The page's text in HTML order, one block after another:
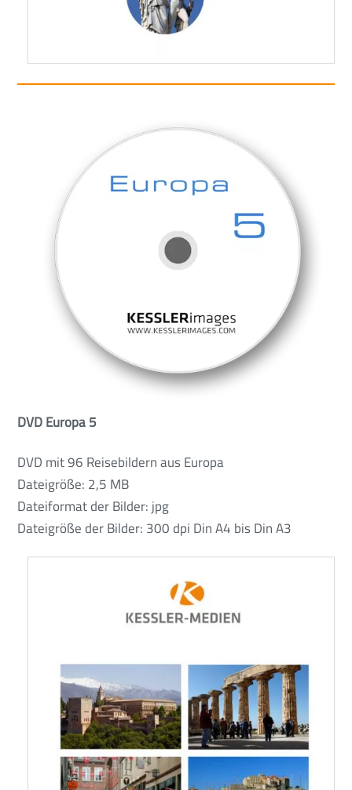
DVD Europa 5
DVD mit 96 Reisebildern aus Europa
Dateigröße: 2,5 MB
Dateiformat der Bilder: jpg
Dateigröße der Bilder: 300 dpi Din A4 bis Din A3